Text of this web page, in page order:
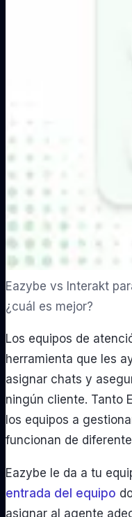
Eazybe vs Interakt
¿cuál es mejor?
Los equipos de
herramienta que les
asignar chats y
ningún cliente. Tanto
los equipos a
funcionan de
Eazybe le da a tu
entrada del equipo
asignar al agente